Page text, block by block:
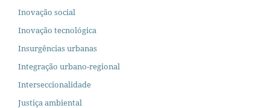
Inovação social
Inovação tecnológica
Insurgências urbanas
Integração urbano-regional
Interseccionalidade
Justiça ambiental